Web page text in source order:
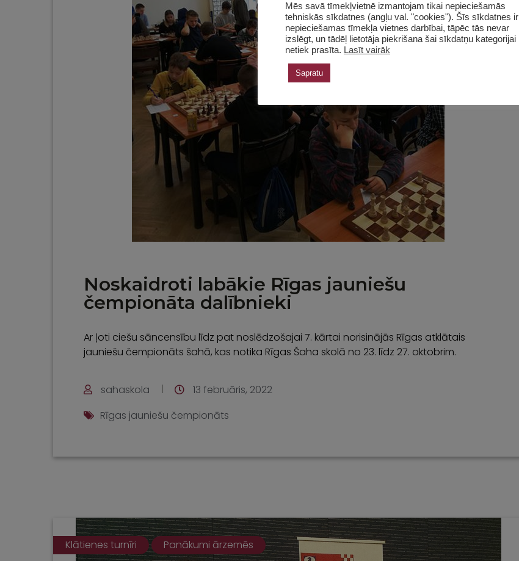
Noskaidroti labākie Rīgas jauniešu
čempionāta dalībnieki
Ar ļoti ciešu sāncensību līdz pat noslēdzošajai 7. kārtai norisinājās Rīgas atklātais
jauniešu čempionāts šahā, kas notika Rīgas Šaha skolā no 23. līdz 27. oktobrim.
sahaskola
13 februāris, 2022
Rīgas jauniešu čempionāts
Klātienes turnīri Panākumi ārzemēs
Mēs savā tīmekļvietnē izmantojam tikai nepieciešamās
tehniskās sīkdatnes (angļu val. "cookies"). Šīs sīkdatnes ir
nepieciešamas tīmekļa vietnes darbībai, tāpēc tās nevar
izslēgt, un tādēļ lietotāja piekrišana šai sīkdatņu kategorijai
netiek prasīta. Lasīt vairāk
Sapratu